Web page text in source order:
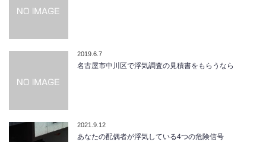
2019.6.7
名古屋市中川区で浮気調査の見積書をもらうなら
2021.9.12
あなたの配偶者が浮気している4つの危険信号